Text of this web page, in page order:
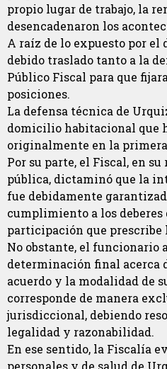
propio lugar de trabajo, la
desencadenaron los
A raíz de lo expuesto por el
debido traslado tanto a la
Público Fiscal para que
posiciones.
La defensa técnica de
domicilio habitacional que
originalmente en la
Por su parte, el Fiscal, en
pública, dictaminó que la
fue debidamente
cumplimiento a los
participación que prescribe
No obstante, el funcionario
determinación final acerca
acuerdo y la modalidad de
corresponde de manera
jurisdiccional, debiendo
legalidad y razonabilidad.
En ese sentido, la Fiscalía
personales y de salud de